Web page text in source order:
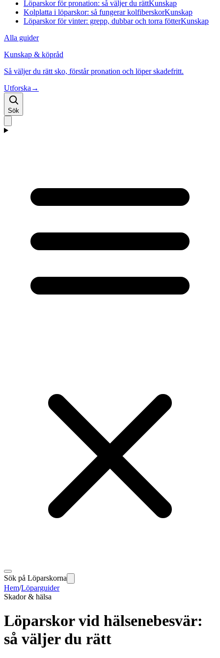
Löparskor för pronation: så väljer du rättKunskap
Kolplatta i löparskor: så fungerar kolfiberskorKunskap
Löparskor för vinter: grepp, dubbar och torra fötterKunskap
Alla guider
Kunskap & köpråd
Så väljer du rätt sko, förstår pronation och löper skadefritt.
Utforska →
Sök
Sök på Löparskorna
Hem/Löparguider
Skador & hälsa
Löparskor vid hälsenebesvär:
så väljer du rätt